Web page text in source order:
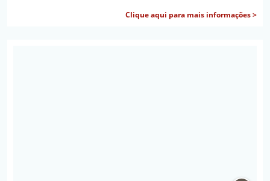
Clique aqui para mais informações >